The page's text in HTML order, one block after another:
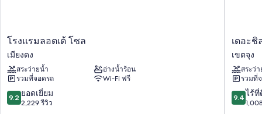
โรง
แร
มล
อต
เต้
โซล
เมียง
โรงแรมลอตเต้ โซล
เมียงดง
สระว่ายน้ำ
อ่างน้ำร้อน
รวมที่จอดรถ
Wi-Fi ฟรี
9.2
จาก
9.2 ยอดเยี่ยม
2,229 รีวิว
เดอะ
ลลา
โซล
เขต
จุง
เดอะชิ
เขตจุง
สระว่
รวมที่
9.4
จาก
9.4 ไร้ที่